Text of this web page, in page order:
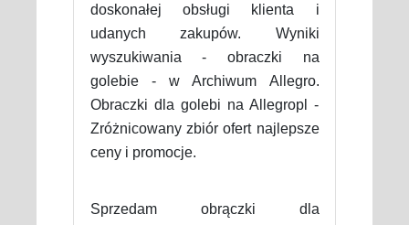
doskonałej obsługi klienta i
udanych zakupów. Wyniki
wyszukiwania - obraczki na
golebie - w Archiwum Allegro.
Obraczki dla golebi na Allegropl -
Zróżnicowany zbiór ofert najlepsze
ceny i promocje.
Sprzedam obrączki dla